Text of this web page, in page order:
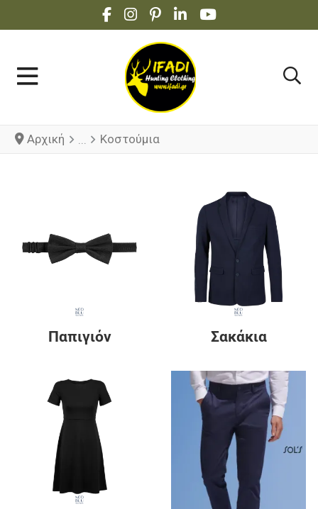
FACEBOOK SOCIAL LINK
INSTAGRAM SOCIAL LINK
PINTEREST SOCIAL LINK
LINKEDIN SOCIAL LINK
YOUTUBE SOCIAL
Αρχική Κοστούμια
Παπιγιόν Σακάκια